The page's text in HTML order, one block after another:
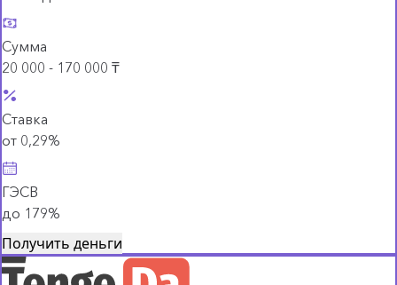
Сумма
20 000 - 170 000 ₸
Ставка
от 0,29%
ГЭСВ
до 179%
Получить деньги